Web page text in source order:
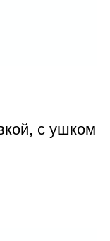
с ушком